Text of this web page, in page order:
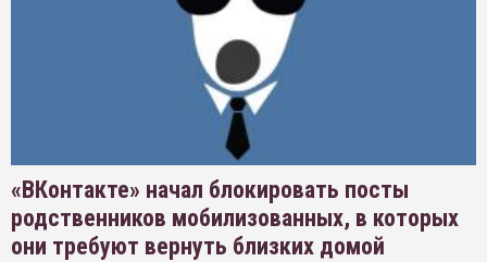
«ВКонтакте» начал блокировать посты
родственников мобилизованных, в которых
они требуют вернуть близких домой